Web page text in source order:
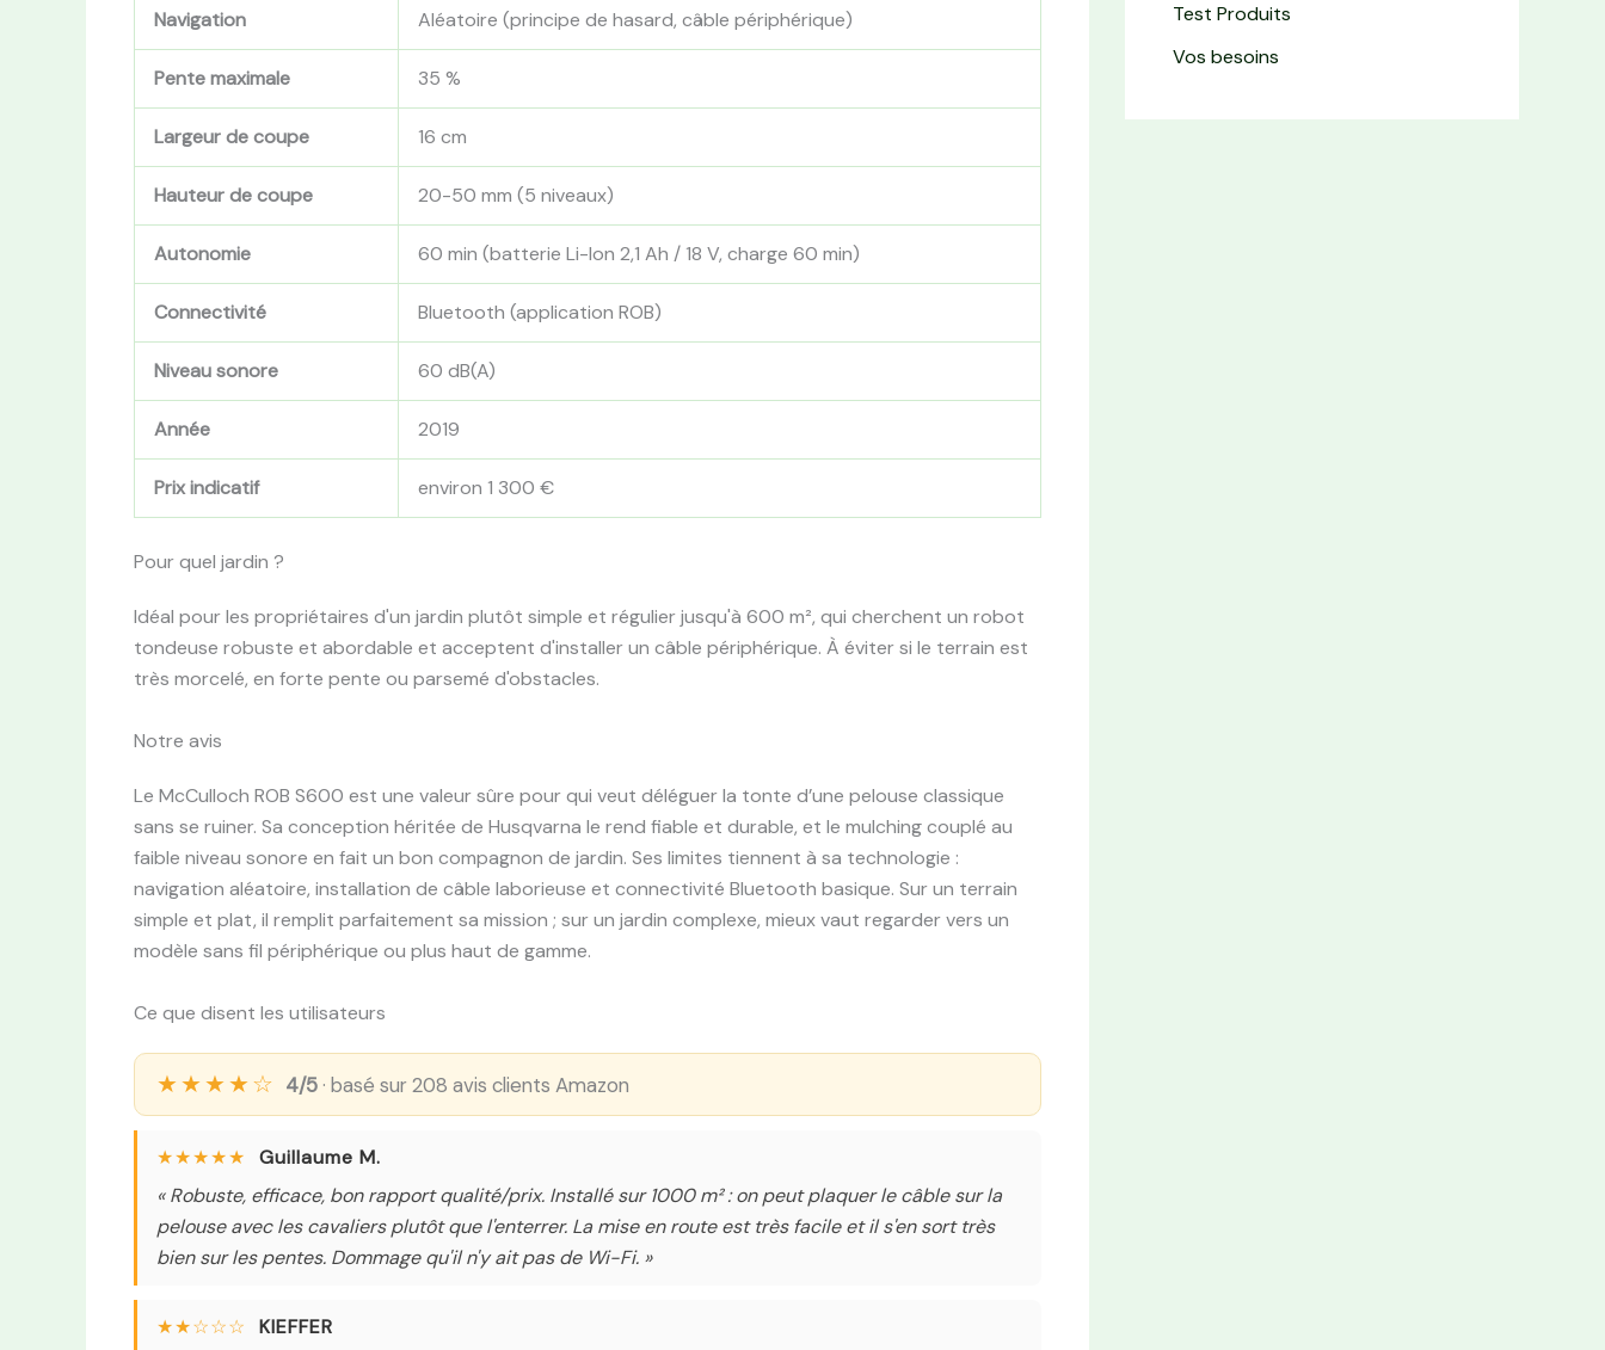
Navigation Aléatoire (principe de hasard, câble périphérique)
Pente maximale 35 %
Largeur de coupe 16 cm
Hauteur de coupe 20-50 mm (5 niveaux)
Autonomie 60 min (batterie Li-Ion 2,1 Ah / 18 V, charge 60 min)
Connectivité Bluetooth (application ROB)
Niveau sonore 60 dB(A)
Année 2019
Prix indicatif environ 1 300 €
Pour quel jardin ?
Idéal pour les propriétaires d'un jardin plutôt simple et régulier jusqu'à 600 m², qui cherchent un robot
tondeuse robuste et abordable et acceptent d'installer un câble périphérique. À éviter si le terrain est
très morcelé, en forte pente ou parsemé d'obstacles.
Notre avis
Le McCulloch ROB S600 est une valeur sûre pour qui veut déléguer la tonte d’une pelouse classique
sans se ruiner. Sa conception héritée de Husqvarna le rend fiable et durable, et le mulching couplé au
faible niveau sonore en fait un bon compagnon de jardin. Ses limites tiennent à sa technologie :
navigation aléatoire, installation de câble laborieuse et connectivité Bluetooth basique. Sur un terrain
simple et plat, il remplit parfaitement sa mission ; sur un jardin complexe, mieux vaut regarder vers un
modèle sans fil périphérique ou plus haut de gamme.
Ce que disent les utilisateurs
★★★★☆ 4/5 · basé sur 208 avis clients Amazon
★★★★★
Guillaume M.
« Robuste, efficace, bon rapport qualité/prix. Installé sur 1000 m² : on peut plaquer le câble sur la
pelouse avec les cavaliers plutôt que l'enterrer. La mise en route est très facile et il s'en sort très
bien sur les pentes. Dommage qu'il n'y ait pas de Wi-Fi. »
★★☆☆☆
KIEFFER
Test Produits
Vos besoins